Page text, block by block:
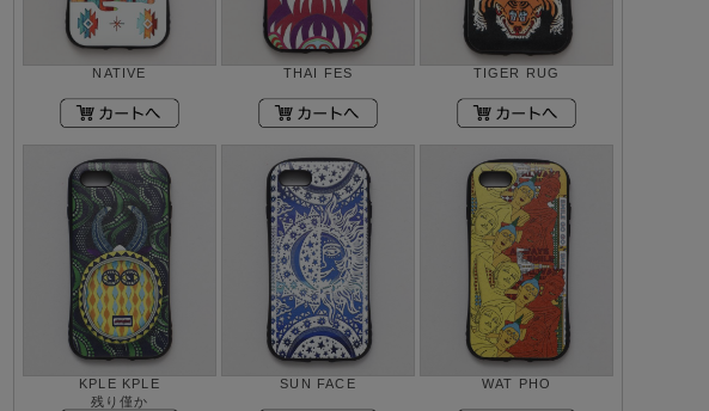
NATIVE THAI FES TIGER RUG
KPLE KPLE
残り僅か
SUN FACE WAT PHO